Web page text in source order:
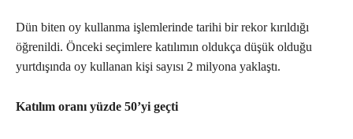
Dün biten oy kullanma işlemlerinde tarihi bir rekor kırıldığı
öğrenildi. Önceki seçimlere katılımın oldukça düşük olduğu
yurtdışında oy kullanan kişi sayısı 2 milyona yaklaştı.
Katılım oranı yüzde 50’yi geçti